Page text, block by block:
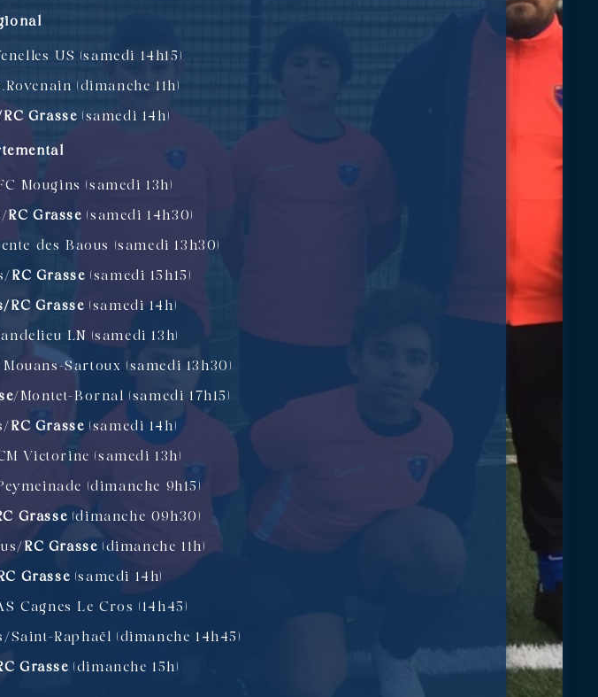
US (samedi 14h15)
(dimanche 11h)
Grasse (samedi 14h)
Mougins (samedi 13h)
RC Grasse (samedi 14h30)
des Baous (samedi 13h30)
RC Grasse (samedi 15h15)
RC Grasse (samedi 14h)
LN (samedi 13h)
Sartoux (samedi 13h30)
/Montet-Bornal (samedi 17h15)
RC Grasse (samedi 14h)
Victorine (samedi 13h)
(dimanche 9h15)
Grasse (dimanche 09h30)
RC Grasse (dimanche 11h)
Grasse (samedi 14h)
Cagnes Le Cros (14h45)
Saint-Raphaël (dimanche 14h45)
Grasse(dimanche 15h)